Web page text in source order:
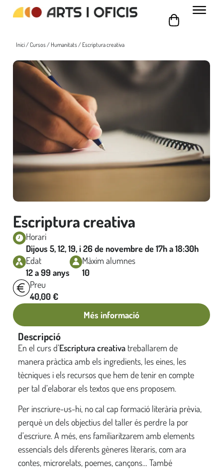
Inici/Cursos/ Humanitats/ Escriptura creativa
Escriptura creativa
Horari
Dijous 5, 12, 19, i 26 de novembre de 17h a 18:30h
Edat
12 a 99 anys
Màxim alumnes
10
Preu
40,00€
Més informació
Descripció
En el curs d’Escriptura creativa treballarem de
manera pràctica amb els ingredients, les eines, les
tècniques i els recursos que hem de tenir en compte
per tal d’elaborar els textos que ens proposem.
Per inscriure-us-hi, no cal cap formació literària prèvia,
perquè un dels objectius del taller és perdre la por
d’escriure. A més, ens familiaritzarem amb elements
essencials dels diferents gèneres literaris, com ara
contes, microrelats, poemes, cançons… També